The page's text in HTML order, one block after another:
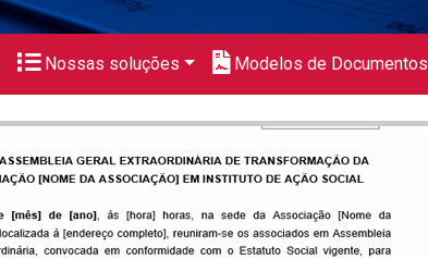
Nossas soluções Modelos de Documentos